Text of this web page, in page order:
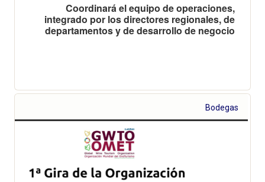
Coordinará el equipo de operaciones,
integrado por los directores regionales, de
departamentos y de desarrollo de negocio
Bodegas